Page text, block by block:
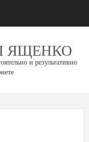
ЯЩЕНКО
и результативно